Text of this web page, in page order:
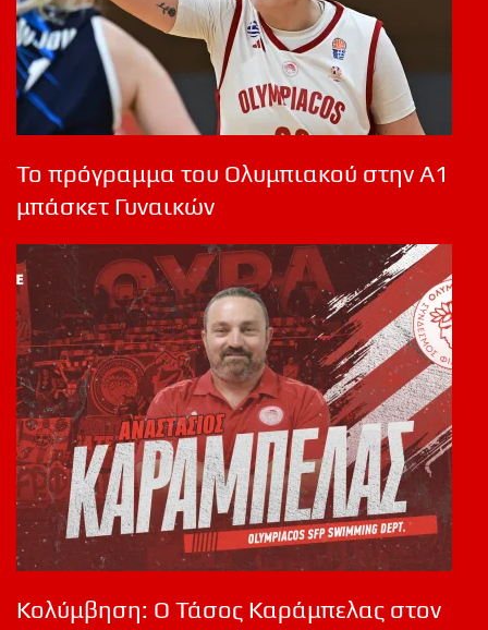
Το πρόγραμμα του Ολυμπιακού στην Α1
μπάσκετ Γυναικών
Κολύμβηση: Ο Τάσος Καράμπελας στον